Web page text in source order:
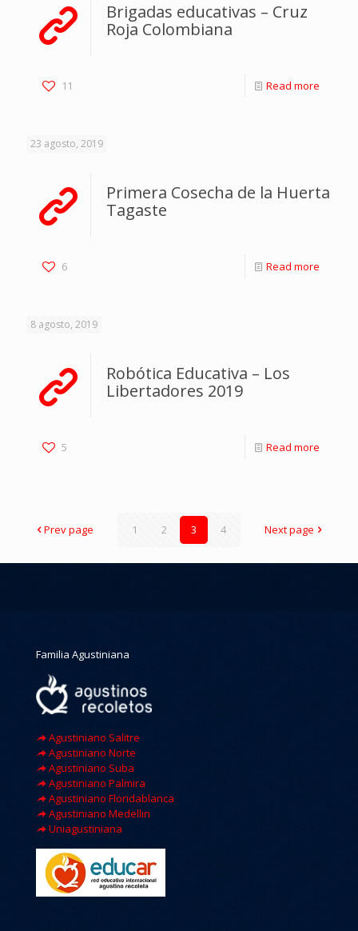
Brigadas educativas – Cruz
Roja Colombiana
11 Read more
23 agosto, 2019
Primera Cosecha de la Huerta
Tagaste
6 Read more
8 agosto, 2019
Robótica Educativa – Los
Libertadores 2019
5 Read more
Prev page 1 2 3 4 Next page
Familia Agustiniana
Agustiniano Salitre
Agustiniano Norte
Agustiniano Suba
Agustiniano Palmira
Agustiniano Floridablanca
Agustiniano Medellin
Uniagustiniana